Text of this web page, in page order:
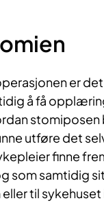
er
å få
utføre det
finne
som samtidig
til